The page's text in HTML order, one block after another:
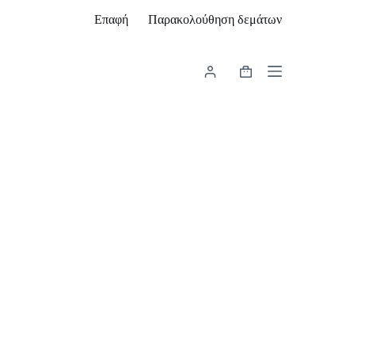
Επαφή Παρακολούθηση δεμάτων
Καλάθι